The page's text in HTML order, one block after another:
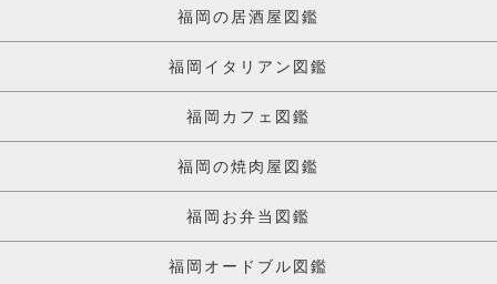
福岡の居酒屋図鑑
福岡イタリアン図鑑
福岡カフェ図鑑
福岡の焼肉屋図鑑
福岡お弁当図鑑
福岡オードブル図鑑